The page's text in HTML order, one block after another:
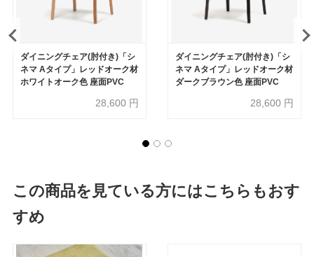
ダイニングチェア(肘付き)「シ
ネマ Aタイプ」レッドオーク材
ホワイトオーク色 座面PVC
28,600 円
ダイニングチェア(肘付き)「シ
ネマ Aタイプ」レッドオーク材
ダークブラウン色 座面PVC
28,600 円
この商品を見ている方にはこちらもおす
すめ